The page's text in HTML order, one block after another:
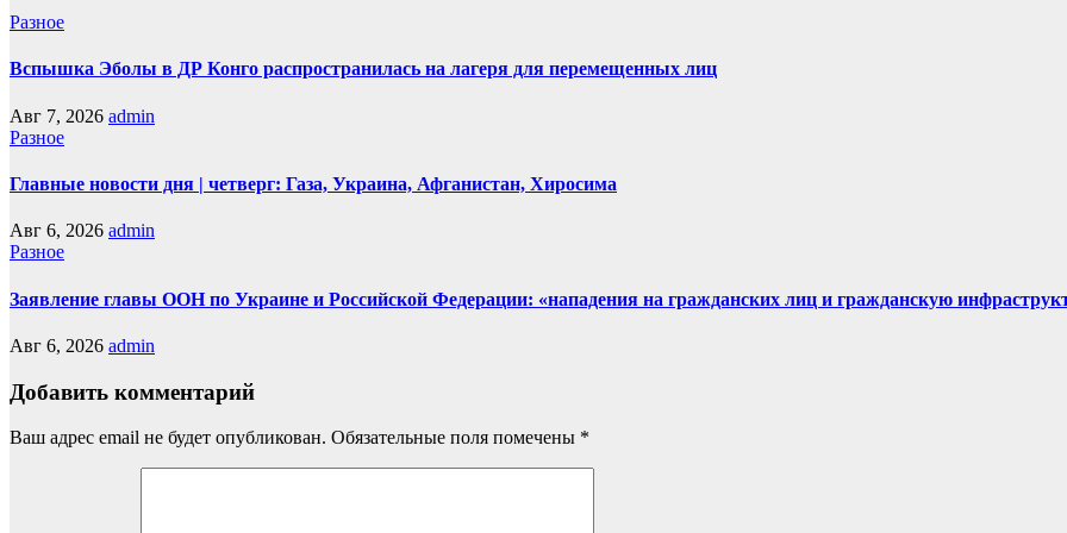
Разное
Вспышка Эболы в ДР Конго распространилась на лагеря для перемещенных лиц
Авг 7, 2026 admin
Разное
Главные новости дня | четверг: Газа, Украина, Афганистан, Хиросима
Авг 6, 2026 admin
Разное
Заявление главы ООН по Украине и Российской Федерации: «нападения на гражданских лиц и гражданскую
Авг 6, 2026 admin
Добавить комментарий
Ваш адрес email не будет опубликован. Обязательные поля помечены *